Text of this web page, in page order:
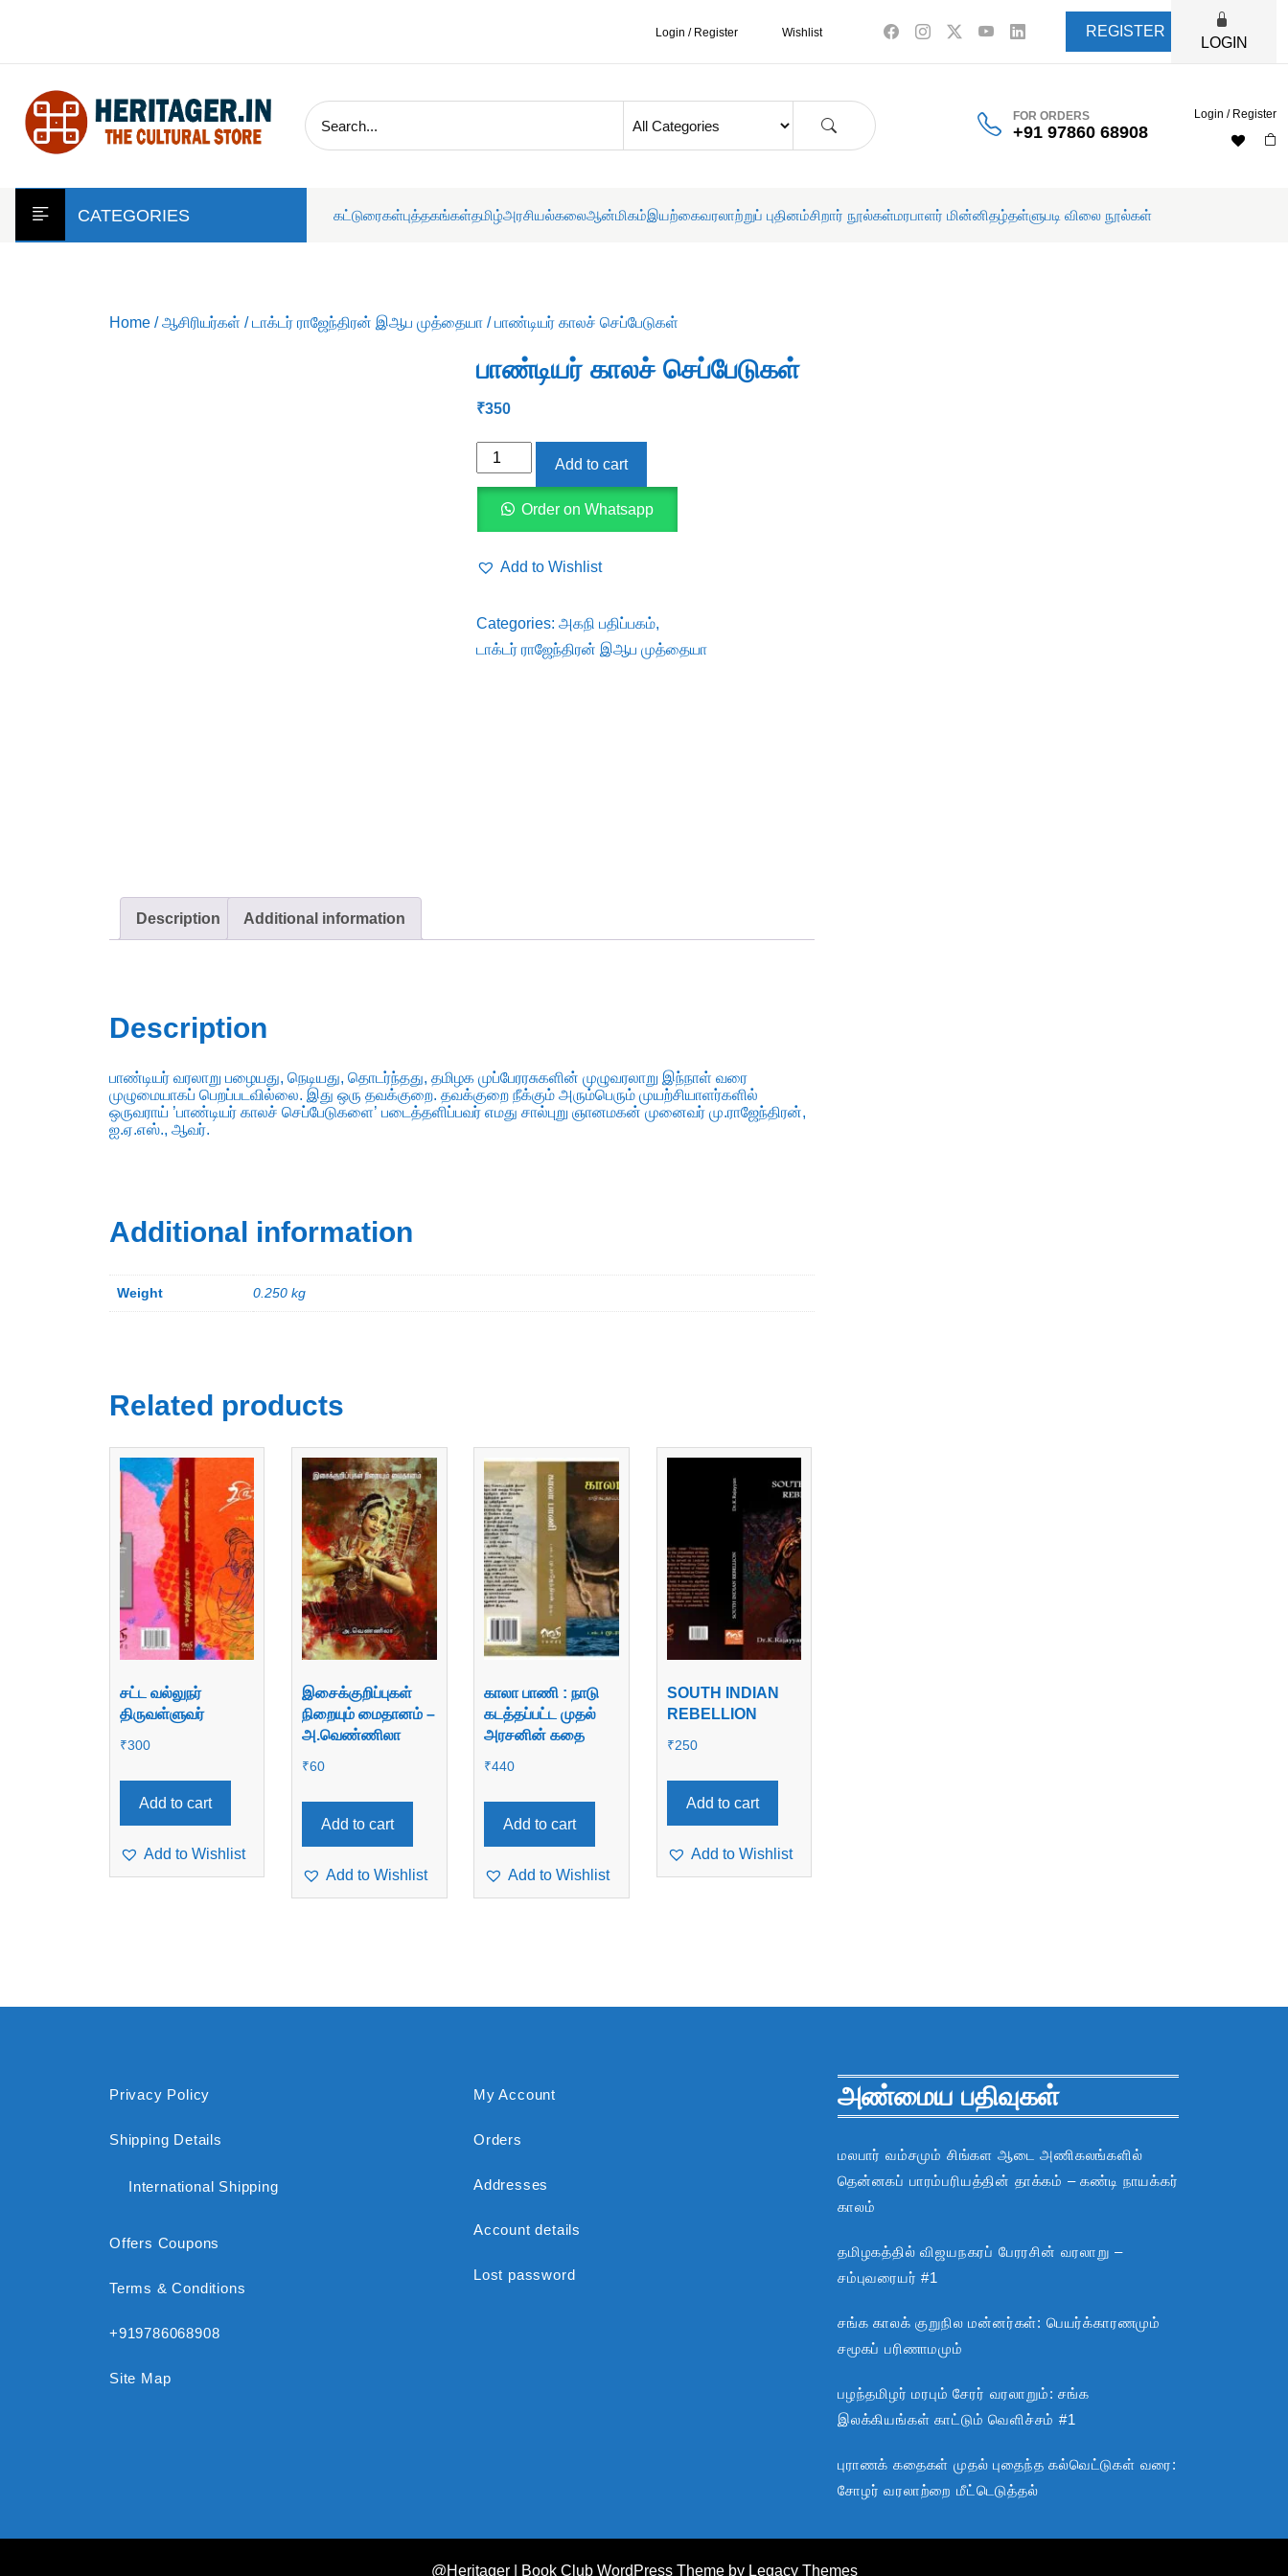
Login / Register Wishlist REGISTER
LOGIN
FOR ORDERS
+91 97860 68908
Login / Register
CATEGORIES கட்டுரைகள்புத்தகங்கள்தமிழ்அரசியல்கலைஆன்மிகம்இயற்கைவரலாற்றுப் புதினம்சிறார் நூல்கள்மரபாளர் மின்னிதழ்தள்ளுபடி விலை நூல்கள்
Home /ஆசிரியர்கள் /டாக்டர் ராஜேந்திரன் இஆப முத்தையா / பாண்டியர் காலச் செப்பேடுகள்
பாண்டியர் காலச் செப்பேடுகள்
₹350
பாண்டியர்
செப்பேடுகள்
quantity
Add to cart
Order on Whatsapp
Add to Wishlist
Categories: அகநி பதிப்பகம்,
டாக்டர் ராஜேந்திரன் இஆப முத்தையா
Description Additional information
Description
பாண்டியர் வரலாறு பழையது, நெடியது, தொடர்ந்தது, தமிழக முப்பேரரசுகளின் முழுவரலாறு இந்நாள் வரை
முழுமையாகப் பெறப்படவில்லை. இது ஒரு தவக்குறை. தவக்குறை நீக்கும் அரும்பெரும் முயற்சியாளர்களில்
ஒருவராய் ’பாண்டியர் காலச் செப்பேடுகளை’ படைத்தளிப்பவர் எமது சால்புறு ஞானமகன் முனைவர் மு.ராஜேந்திரன்,
ஐ.ஏ.எஸ்., ஆவர்.
Additional information
Weight 0.250 kg
Related products
சட்ட வல்லுநர்
திருவள்ளுவர்
₹300
Add to cart
Add to Wishlist
இசைக்குறிப்புகள்
நிறையும் மைதானம் –
அ.வெண்ணிலா
₹60
Add to cart
Add to Wishlist
காலா பாணி : நாடு
கடத்தப்பட்ட முதல்
அரசனின் கதை
₹440
Add to cart
Add to Wishlist
SOUTH INDIAN
REBELLION
₹250
Add to cart
Add to Wishlist
Privacy Policy
Shipping Details
International Shipping
Offers Coupons
Terms & Conditions
+919786068908
Site Map
My Account
Orders
Addresses
Account details
Lost password
அண்மைய பதிவுகள்
மலபார் வம்சமும் சிங்கள ஆடை அணிகலங்களில்
தென்னகப் பாரம்பரியத்தின் தாக்கம் – கண்டி நாயக்கர்
காலம்
தமிழகத்தில் விஜயநகரப் பேரரசின் வரலாறு –
சம்புவரையர் #1
சங்க காலக் குறுநில மன்னர்கள்: பெயர்க்காரணமும்
சமூகப் பரிணாமமும்
பழந்தமிழர் மரபும் சேரர் வரலாறும்: சங்க
இலக்கியங்கள் காட்டும் வெளிச்சம் #1
புராணக் கதைகள் முதல் புதைந்த கல்வெட்டுகள் வரை:
சோழர் வரலாற்றை மீட்டெடுத்தல்
@Heritager | Book Club WordPress Themeby Legacy Themes